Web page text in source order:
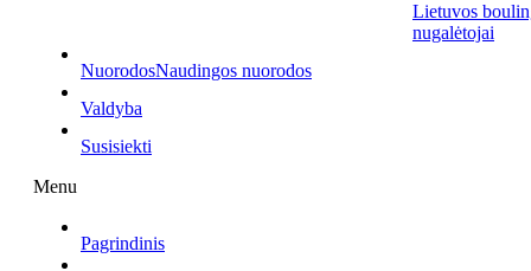
Lietuvos
nugalėtojai
NuorodosNaudingos nuorodos
Valdyba
Susisiekti
Menu
Pagrindinis